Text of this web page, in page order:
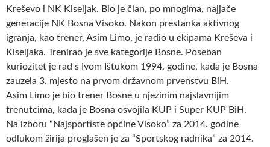
Kreševo i NK Kiseljak. Bio je član, po mnogima, najjače
generacije NK Bosna Visoko. Nakon prestanka aktivnog
igranja, kao trener, Asim Limo, je radio u ekipama Kreševa i
Kiseljaka. Trenirao je sve kategorije Bosne. Poseban
kuriozitet je rad s Ivom Ištukom 1994. godine, kada je Bosna
zauzela 3. mjesto na prvom državnom prvenstvu BiH.
Asim Limo je bio trener Bosne u njezinim najslavnijim
trenutcima, kada je Bosna osvojila KUP i Super KUP BiH.
Na izboru “Najsportiste općine Visoko” za 2014. godine
odlukom žirija proglašen je za “Sportskog radnika” za 2014.